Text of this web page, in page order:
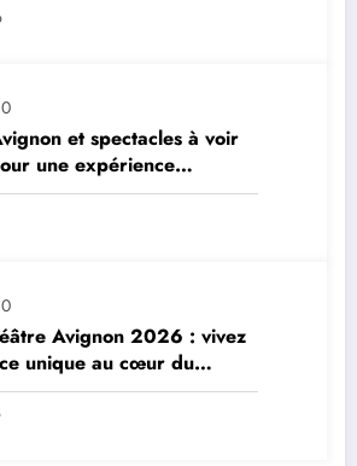
0
et spectacles à voir
une expérience
0
Avignon 2026 : vivez
unique au cœur du